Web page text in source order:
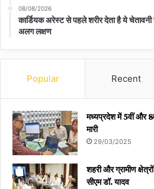
08/08/2026
कार्डियक अरेस्ट से पहले शरीर देता है ये
अलग लक्षण
Popular Recent
मध्यप्रदेश में 5वीं और
मारी
29/03/2025
शहरी और ग्रामीण
सीएम डॉ. यादव